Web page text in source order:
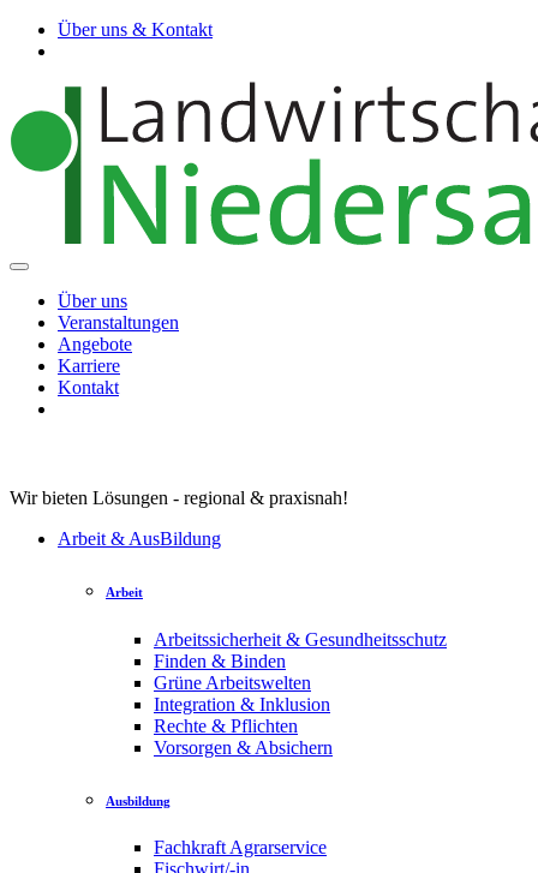
Über uns & Kontakt
Über uns
Veranstaltungen
Angebote
Karriere
Kontakt
Wir bieten Lösungen - regional & praxisnah!
Arbeit & AusBildung
Arbeit
Arbeitssicherheit & Gesundheitsschutz
Finden & Binden
Grüne Arbeitswelten
Integration & Inklusion
Rechte & Pflichten
Vorsorgen & Absichern
Ausbildung
Fachkraft Agrarservice